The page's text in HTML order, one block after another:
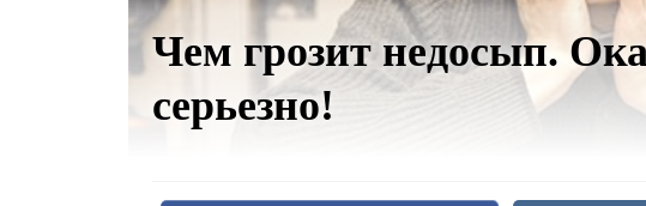
Чем грозит недосып.
серьезно!